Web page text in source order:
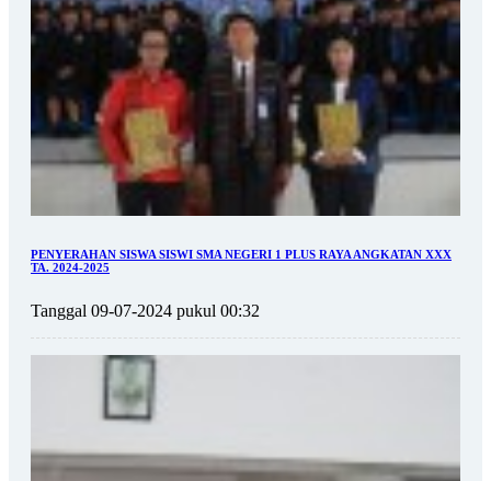
PENYERAHAN SISWA SISWI SMA NEGERI 1 PLUS RAYA ANGKATAN XXX
TA. 2024-2025
Tanggal 09-07-2024 pukul 00:32